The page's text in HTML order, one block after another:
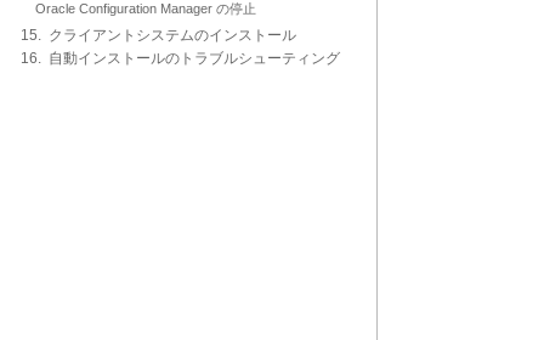
Oracle Configuration Manager の停止
15. クライアントシステムのインストール
16. 自動インストールのトラブルシューティング